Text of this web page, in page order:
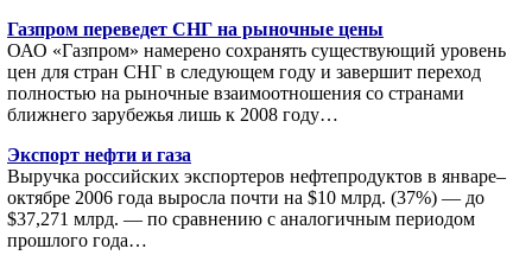
Газпром переведет СНГ на рыночные цены
ОАО «Газпром» намерено сохранять существующий уровень
цен для стран СНГ в следующем году и завершит переход
полностью на рыночные взаимоотношения со странами
ближнего зарубежья лишь к 2008 году…
Экспорт нефти и газа
Выручка российских экспортеров нефтепродуктов в январе–
октябре 2006 года выросла почти на $10 млрд. (37%) — до
$37,271 млрд. — по сравнению с аналогичным периодом
прошлого года…